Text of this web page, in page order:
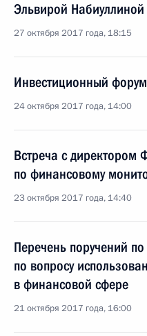
Эльвирой Набиуллиной
27 октября 2017 года, 18:15
Инвестиционный
24 октября 2017 года, 14:00
Встреча с директором
по финансовому
23 октября 2017 года, 14:40
Перечень поручений
по вопросу
в финансовой сфере
21 октября 2017 года, 16:00